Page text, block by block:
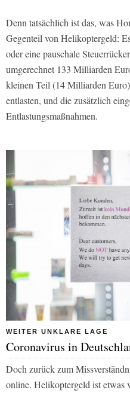
Denn tatsächlich ist das, was
Gegenteil von Helikoptergeld:
oder eine pauschale
umgerechnet 133 Milliarden
kleinen Teil (14 Milliarden
entlasten, und die zusätzlich
Entlastungsmaßnahmen.
WEITER UNKLARE LAGE
Coronavirus in
Doch zurück zum
online. Helikoptergeld ist etwas